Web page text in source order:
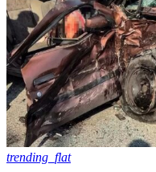
trending_flat